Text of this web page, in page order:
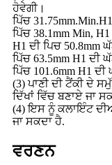
ਹੋਵੇਗੀ।
ਪਿੱਚ
ਪਿੱਚ 38.1mm Min,
H1 ਦੀ ਪਿਚ 50.8mm
ਪਿੱਚ 63.5mm H1 ਦੀ
ਪਿੱਚ 101.6mm H1
(3) ਪਾਣੀ ਦੀ ਟੈਂਕੀ ਦੇ
ਦਿੱਖਾਂ ਵਿੱਚ ਬਣਾਏ ਜਾ
(4) ਇਸ ਨੂੰ ਕਲਾਇੰਟ
ਜਾ ਸਕਦਾ ਹੈ.
ਵਰਣਨ